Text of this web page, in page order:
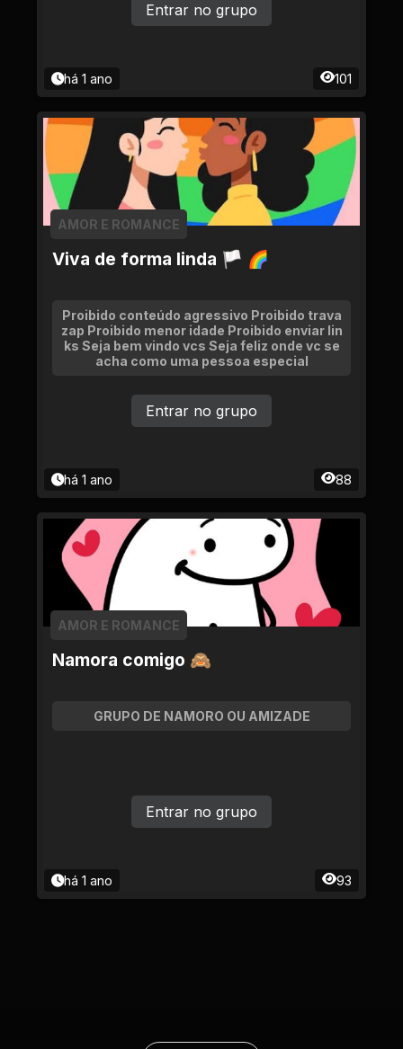
há 1 ano 101
Entrar no grupo
Viva de forma linda 🏳 🌈
AMOR E ROMANCE
Proibido conteúdo agressivo Proibido trava
zap Proibido menor idade Proibido enviar lin
ks Seja bem vindo vcs Seja feliz onde vc se
acha como uma pessoa especial
há 1 ano 88
Entrar no grupo
Namora comigo 🙈
AMOR E ROMANCE
GRUPO DE NAMORO OU AMIZADE
há 1 ano 93
Entrar no grupo